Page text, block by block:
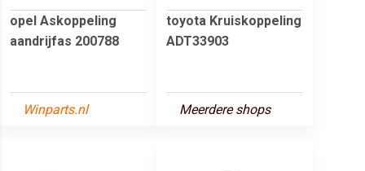
opel Askoppeling
aandrijfas 200788
Winparts.nl
toyota Kruiskoppeling
ADT33903
Meerdere shops